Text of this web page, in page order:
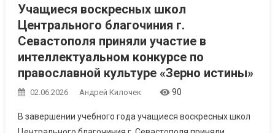
Учащиеся воскресных школ
Центрального благочиния г.
Севастополя приняли участие в
интеллектуальном конкурсе по
православной культуре «Зерно истины»
02.06.2026 Андрей Килочек 90
В завершении учебного года учащиеся воскресных школ